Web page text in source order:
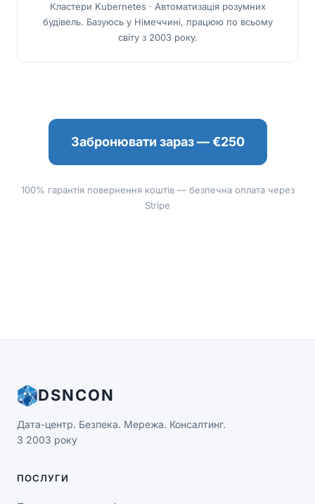
Кластери Kubernetes · Автоматизація розумних
будівель. Базуюсь у Німеччині, працюю по всьому
світу з 2003 року.
Забронювати зараз — €250
100% гарантія повернення коштів — безпечна оплата через
Stripe
DSNCON
Дата-центр. Безпека. Мережа. Консалтинг.
З 2003 року
ПОСЛУГИ